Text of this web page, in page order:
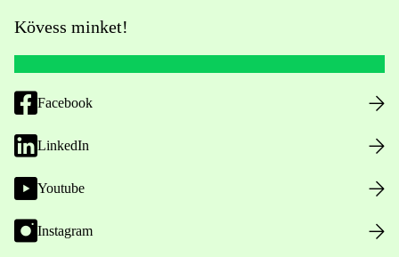
Kövess minket!
Facebook
LinkedIn
Youtube
Instagram